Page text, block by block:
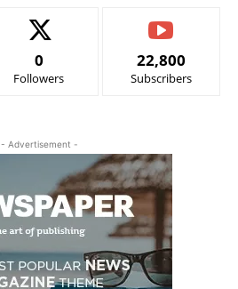
0
Followers
22,800
Subscribers
- Advertisement -